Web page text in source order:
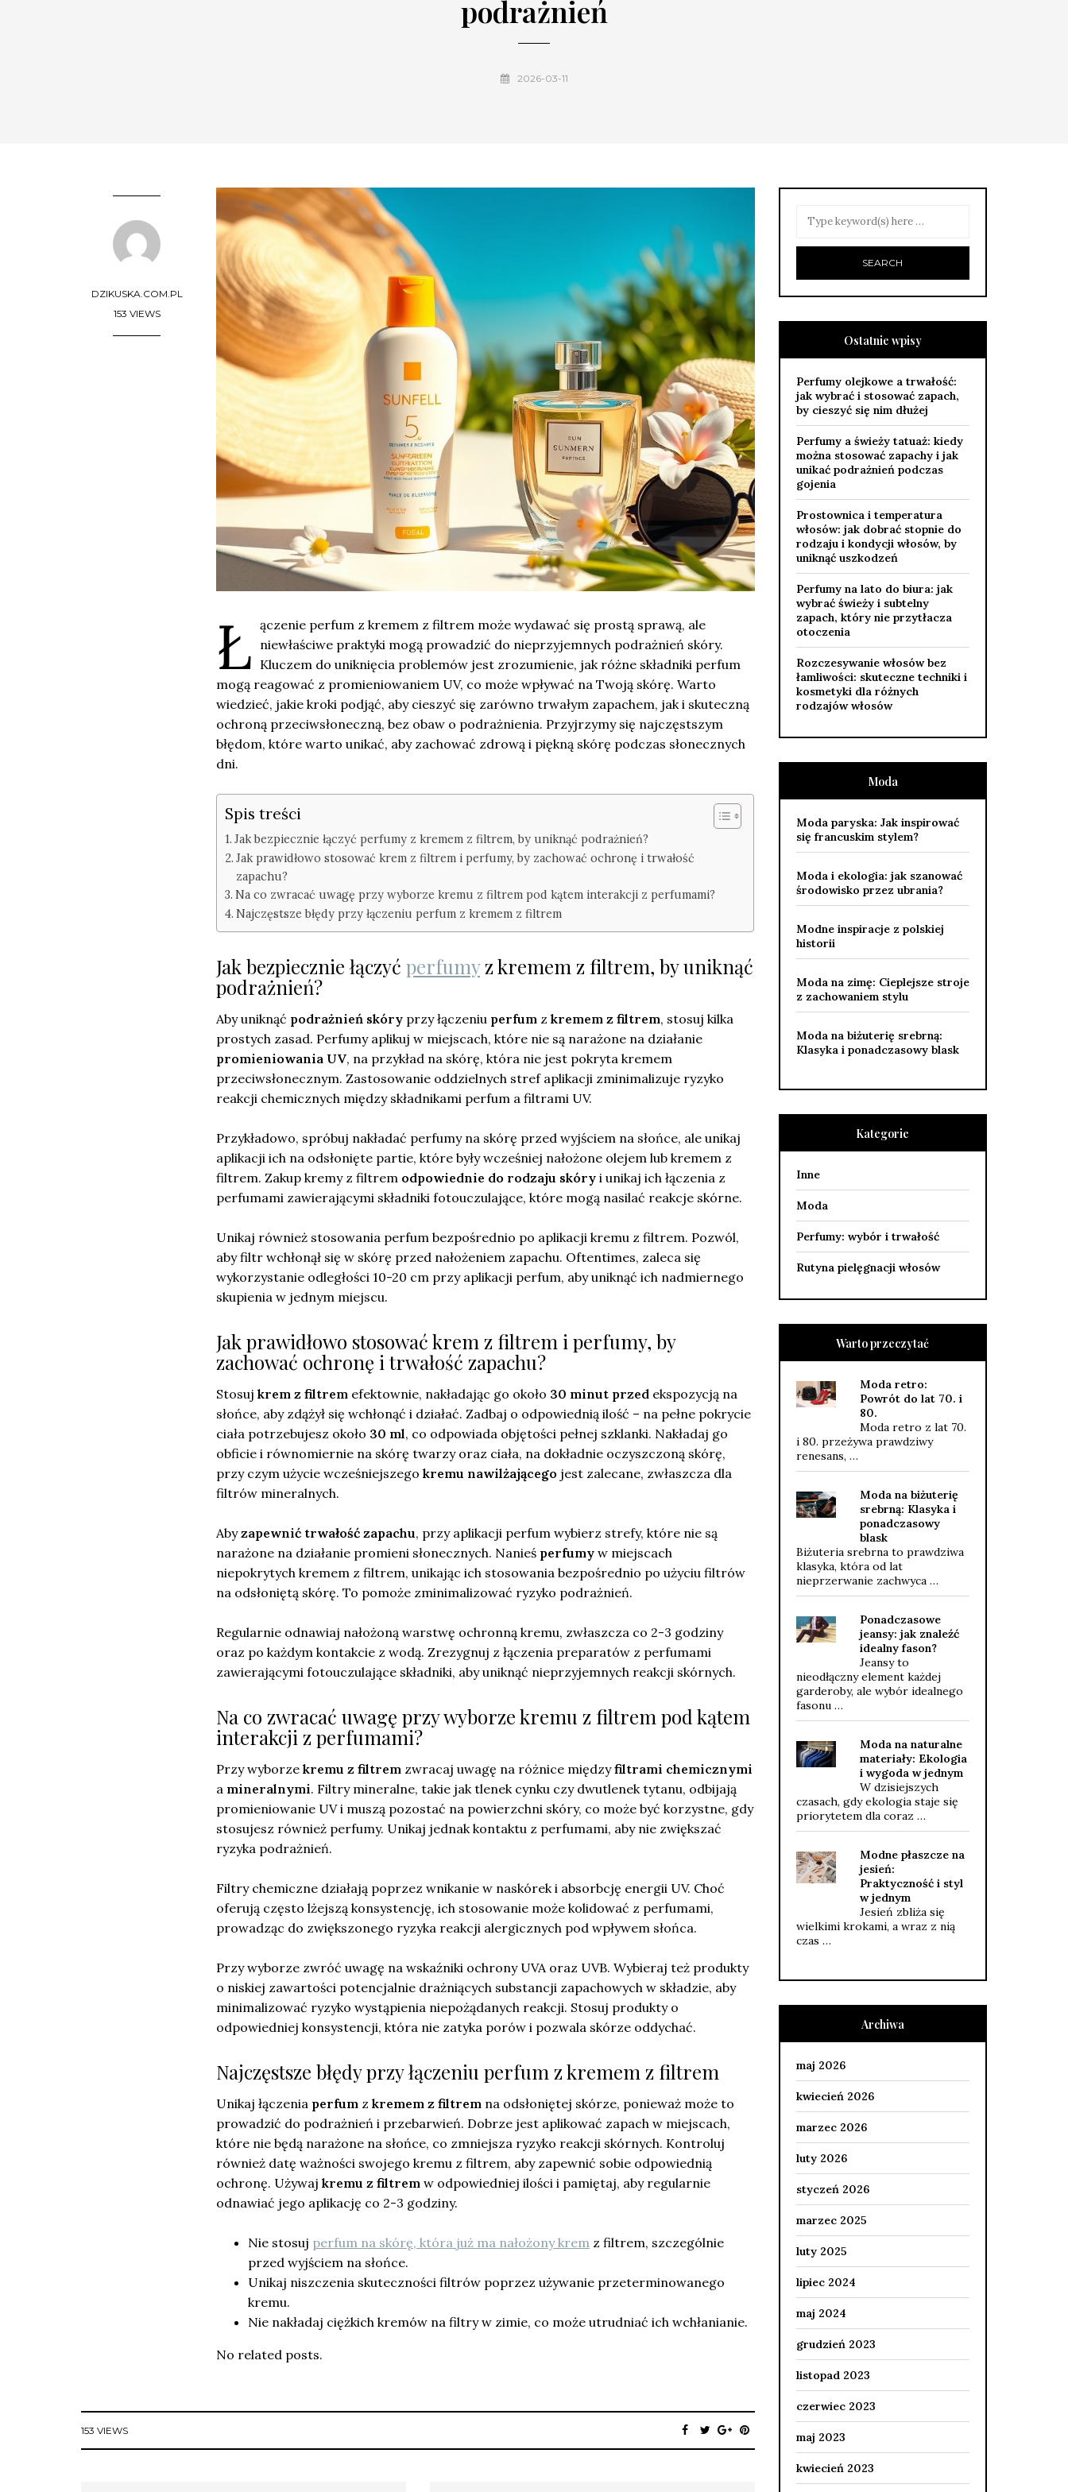
podrażnień
2026-03-11
DZIKUSKA.COM.PL
153 VIEWS
Ł ączenie perfum z kremem z filtrem może wydawać się prostą sprawą, ale
niewłaściwe praktyki mogą prowadzić do nieprzyjemnych podrażnień skóry.
Kluczem do uniknięcia problemów jest zrozumienie, jak różne składniki perfum
mogą reagować z promieniowaniem UV, co może wpływać na Twoją skórę. Warto
wiedzieć, jakie kroki podjąć, aby cieszyć się zarówno trwałym zapachem, jak i skuteczną
ochroną przeciwsłoneczną, bez obaw o podrażnienia. Przyjrzymy się najczęstszym
błędom, które warto unikać, aby zachować zdrową i piękną skórę podczas słonecznych
dni.
Spis treści
Jak bezpiecznie łączyć perfumy z kremem z filtrem, by uniknąć podrażnień?
Jak prawidłowo stosować krem z filtrem i perfumy, by zachować ochronę i trwałość
zapachu?
Na co zwracać uwagę przy wyborze kremu z filtrem pod kątem interakcji z perfumami?
Najczęstsze błędy przy łączeniu perfum z kremem z filtrem
Jak bezpiecznie łączyć perfumyz kremem z filtrem, by uniknąć
podrażnień?
Aby uniknąć podrażnień skóry przy łączeniu perfum z kremem z filtrem, stosuj kilka
prostych zasad. Perfumy aplikuj w miejscach, które nie są narażone na działanie
promieniowania UV, na przykład na skórę, która nie jest pokryta kremem
przeciwsłonecznym. Zastosowanie oddzielnych stref aplikacji zminimalizuje ryzyko
reakcji chemicznych między składnikami perfum a filtrami UV.
Przykładowo, spróbuj nakładać perfumy na skórę przed wyjściem na słońce, ale unikaj
aplikacji ich na odsłonięte partie, które były wcześniej nałożone olejem lub kremem z
filtrem. Zakup kremy z filtrem odpowiednie do rodzaju skóry i unikaj ich łączenia z
perfumami zawierającymi składniki fotouczulające, które mogą nasilać reakcje skórne.
Unikaj również stosowania perfum bezpośrednio po aplikacji kremu z filtrem. Pozwól,
aby filtr wchłonął się w skórę przed nałożeniem zapachu. Oftentimes, zaleca się
wykorzystanie odległości 10-20 cm przy aplikacji perfum, aby uniknąć ich nadmiernego
skupienia w jednym miejscu.
Jak prawidłowo stosować krem z filtrem i perfumy, by
zachować ochronę i trwałość zapachu?
Stosuj krem z filtrem efektownie, nakładając go około 30 minut przed ekspozycją na
słońce, aby zdążył się wchłonąć i działać. Zadbaj o odpowiednią ilość – na pełne pokrycie
ciała potrzebujesz około 30 ml, co odpowiada objętości pełnej szklanki. Nakładaj go
obficie i równomiernie na skórę twarzy oraz ciała, na dokładnie oczyszczoną skórę,
przy czym użycie wcześniejszego kremu nawilżającego jest zalecane, zwłaszcza dla
filtrów mineralnych.
Abyzapewnić trwałość zapachu, przy aplikacji perfum wybierz strefy, które nie są
narażone na działanie promieni słonecznych. Nanieś perfumy w miejscach
niepokrytych kremem z filtrem, unikając ich stosowania bezpośrednio po użyciu filtrów
na odsłoniętą skórę. To pomoże zminimalizować ryzyko podrażnień.
Regularnie odnawiaj nałożoną warstwę ochronną kremu, zwłaszcza co 2-3 godziny
oraz po każdym kontakcie z wodą. Zrezygnuj z łączenia preparatów z perfumami
zawierającymi fotouczulające składniki, aby uniknąć nieprzyjemnych reakcji skórnych.
Na co zwracać uwagę przy wyborze kremu z filtrem pod kątem
interakcji z perfumami?
Przy wyborze kremu z filtrem zwracaj uwagę na różnice międzyfiltrami chemicznymi
a mineralnymi. Filtry mineralne, takie jak tlenek cynku czy dwutlenek tytanu, odbijają
promieniowanie UV i muszą pozostać na powierzchni skóry, co może być korzystne, gdy
stosujesz również perfumy. Unikaj jednak kontaktu z perfumami, aby nie zwiększać
ryzyka podrażnień.
Filtry chemiczne działają poprzez wnikanie w naskórek i absorbcję energii UV. Choć
oferują często lżejszą konsystencję, ich stosowanie może kolidować z perfumami,
prowadząc do zwiększonego ryzyka reakcji alergicznych pod wpływem słońca.
Przy wyborze zwróć uwagę na wskaźniki ochrony UVA oraz UVB. Wybieraj też produkty
o niskiej zawartości potencjalnie drażniących substancji zapachowych w składzie, aby
minimalizować ryzyko wystąpienia niepożądanych reakcji. Stosuj produkty o
odpowiedniej konsystencji, która nie zatyka porów i pozwala skórze oddychać.
Najczęstsze błędy przy łączeniu perfum z kremem z filtrem
Unikaj łączenia perfum z kremem z filtrem na odsłoniętej skórze, ponieważ może to
prowadzić do podrażnień i przebarwień. Dobrze jest aplikować zapach w miejscach,
które nie będą narażone na słońce, co zmniejsza ryzyko reakcji skórnych. Kontroluj
również datę ważności swojego kremu z filtrem, aby zapewnić sobie odpowiednią
ochronę. Używaj kremu z filtrem w odpowiedniej ilości i pamiętaj, aby regularnie
odnawiać jego aplikację co 2-3 godziny.
Nie stosuj perfum na skórę, która już ma nałożony krem z filtrem, szczególnie
przed wyjściem na słońce.
Unikaj niszczenia skuteczności filtrów poprzez używanie przeterminowanego
kremu.
Nie nakładaj ciężkich kremów na filtry w zimie, co może utrudniać ich wchłanianie.
No related posts.
153 VIEWS
Ostatnie wpisy
Perfumy olejkowe a trwałość:
jak wybrać i stosować zapach,
by cieszyć się nim dłużej
Perfumy a świeży tatuaż: kiedy
można stosować zapachy i jak
unikać podrażnień podczas
gojenia
Prostownica i temperatura
włosów: jak dobrać stopnie do
rodzaju i kondycji włosów, by
uniknąć uszkodzeń
Perfumy na lato do biura: jak
wybrać świeży i subtelny
zapach, który nie przytłacza
otoczenia
Rozczesywanie włosów bez
łamliwości: skuteczne techniki i
kosmetyki dla różnych
rodzajów włosów
Moda
Moda paryska: Jak inspirować
się francuskim stylem?
Moda i ekologia: jak szanować
środowisko przez ubrania?
Modne inspiracje z polskiej
historii
Moda na zimę: Cieplejsze stroje
z zachowaniem stylu
Moda na biżuterię srebrną:
Klasyka i ponadczasowy blask
Kategorie
Inne
Moda
Perfumy: wybór i trwałość
Rutyna pielęgnacji włosów
Warto przeczytać
Moda retro:
Powrót do lat 70. i
80.
Moda retro z lat 70.
i 80. przeżywa prawdziwy
renesans, …
Moda na biżuterię
srebrną: Klasyka i
ponadczasowy
blask
Biżuteria srebrna to prawdziwa
klasyka, która od lat
nieprzerwanie zachwyca …
Ponadczasowe
jeansy: jak znaleźć
idealny fason?
Jeansy to
nieodłączny element każdej
garderoby, ale wybór idealnego
fasonu …
Moda na naturalne
materiały: Ekologia
i wygoda w jednym
W dzisiejszych
czasach, gdy ekologia staje się
priorytetem dla coraz …
Modne płaszcze na
jesień:
Praktyczność i styl
w jednym
Jesień zbliża się
wielkimi krokami, a wraz z nią
czas …
Archiwa
maj 2026
kwiecień 2026
marzec 2026
luty 2026
styczeń 2026
marzec 2025
luty 2025
lipiec 2024
maj 2024
grudzień 2023
listopad 2023
czerwiec 2023
maj 2023
kwiecień 2023